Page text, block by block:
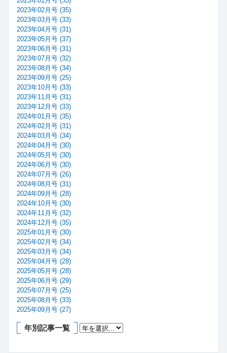
2023年02月号 (35)
2023年03月号 (33)
2023年04月号 (31)
2023年05月号 (37)
2023年06月号 (31)
2023年07月号 (32)
2023年08月号 (34)
2023年09月号 (25)
2023年10月号 (33)
2023年11月号 (31)
2023年12月号 (33)
2024年01月号 (35)
2024年02月号 (31)
2024年03月号 (34)
2024年04月号 (30)
2024年05月号 (30)
2024年06月号 (30)
2024年07月号 (26)
2024年08月号 (31)
2024年09月号 (28)
2024年10月号 (30)
2024年11月号 (32)
2024年12月号 (35)
2025年01月号 (30)
2025年02月号 (34)
2025年03月号 (34)
2025年04月号 (28)
2025年05月号 (28)
2025年06月号 (29)
2025年07月号 (25)
2025年08月号 (33)
2025年09月号 (27)
年別記事一覧